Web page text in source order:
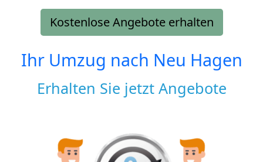
Kostenlose Angebote erhalten
Ihr Umzug nach Neu Hagen
Erhalten Sie jetzt Angebote